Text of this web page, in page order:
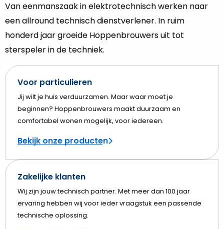
Van eenmanszaak in elektrotechnisch werken naar
een allround technisch dienstverlener. In ruim
honderd jaar groeide Hoppenbrouwers uit tot
sterspeler in de techniek.
Voor particulieren
Jij wilt je huis verduurzamen. Maar waar moet je
beginnen? Hoppenbrouwers maakt duurzaam en
comfortabel wonen mogelijk, voor iedereen.
Bekijk onze producten
Zakelijke klanten
Wij zijn jouw technisch partner. Met meer dan 100 jaar
ervaring hebben wij voor ieder vraagstuk een passende
technische oplossing.